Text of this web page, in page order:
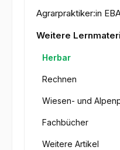
Agrarpraktiker:in
Weitere
Herbar
Rechnen
Wiesen- und
Fachbücher
Weitere Artikel